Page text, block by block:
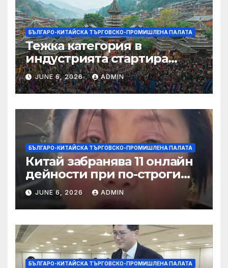
БЪЛГАРО-КИТАЙСКА ТЪРГОВСКО-ПРОМИШЛЕНА ПАЛАТА
Тежка категория в
индустрията стартира
алианс за космическа
слънчева енергия
JUNE 6, 2026 ADMIN
БЪЛГАРО-КИТАЙСКА ТЪРГОВСКО-ПРОМИШЛЕНА ПАЛАТА
Китай забранява 11 онлайн
дейности при по-строги
правила за ограничаване на
слуховете и
кибернасилниците
JUNE 6, 2026 ADMIN
БЪЛГАРО-КИТАЙСКА ТЪРГОВСКО-ПРОМИШЛЕНА ПАЛАТА